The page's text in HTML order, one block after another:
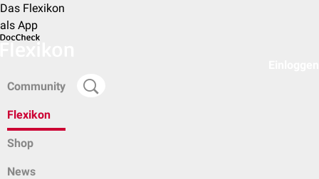
Das Flexikon
als App
Community
Flexikon
Shop
News